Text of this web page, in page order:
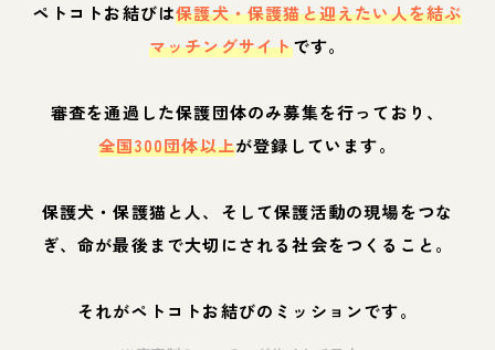
ペトコトお結びは保護犬・保護猫と迎えたい人を結ぶ
マッチングサイトです。
審査を通過した保護団体のみ募集を行っており、
全国300団体以上が登録しています。
保護犬・保護猫と人、そして保護活動の現場をつな
ぎ、命が最後まで大切にされる社会をつくること。
それがペトコトお結びのミッションです。